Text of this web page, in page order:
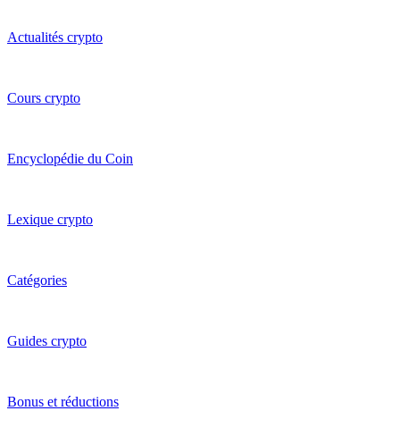
Actualités crypto
Cours crypto
Encyclopédie du Coin
Lexique crypto
Catégories
Guides crypto
Bonus et réductions